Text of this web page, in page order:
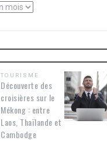
TOURISME
Découverte des
croisières sur le
Mékong : entre
Laos, Thaïlande et
Cambodge